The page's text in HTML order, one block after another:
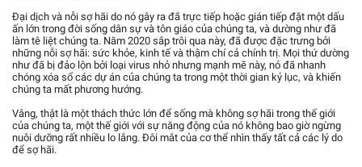
Đại dịch và nỗi sợ hãi do nó gây ra đã trực tiếp hoặc gián tiếp đặt một dấu
ấn lớn trong đời sống dân sự và tôn giáo của chúng ta, và dường như đã
làm tê liệt chúng ta. Năm 2020 sắp trôi qua này, đã được đặc trưng bởi
những nỗi sợ hãi: sức khỏe, kinh tế và thậm chí cả chính trị. Mọi thứ dường
như đã bị đảo lộn bởi loại virus nhỏ nhưng mạnh mẽ này, nó đã nhanh
chóng xóa sổ các dự án của chúng ta trong một thời gian kỷ lục, và khiến
chúng ta mất phương hướng.
Vâng, thật là một thách thức lớn để sống mà không sợ hãi trong thế giới
của chúng ta, một thế giới với sự năng động của nó không bao giờ ngừng
nuôi dưỡng rất nhiều lo lắng. Đôi mắt của cơ thể nhìn thấy tất cả các lý do
để sợ hãi.